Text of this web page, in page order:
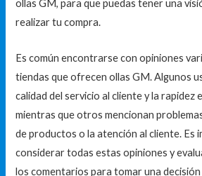
ollas GM, para que puedas tener una
realizar tu compra.
Es común encontrarse con opiniones
tiendas que ofrecen ollas GM. Algunos
calidad del servicio al cliente y la rapidez
mientras que otros mencionan
de productos o la atención al cliente. Es
considerar todas estas opiniones y
los comentarios para tomar una